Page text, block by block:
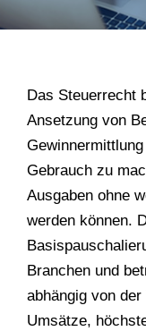
Das Steuerrecht
Ansetzung von
Gebrauch zu
Ausgaben ohne
werden können.
Branchen und
abhängig von
Umsätze,